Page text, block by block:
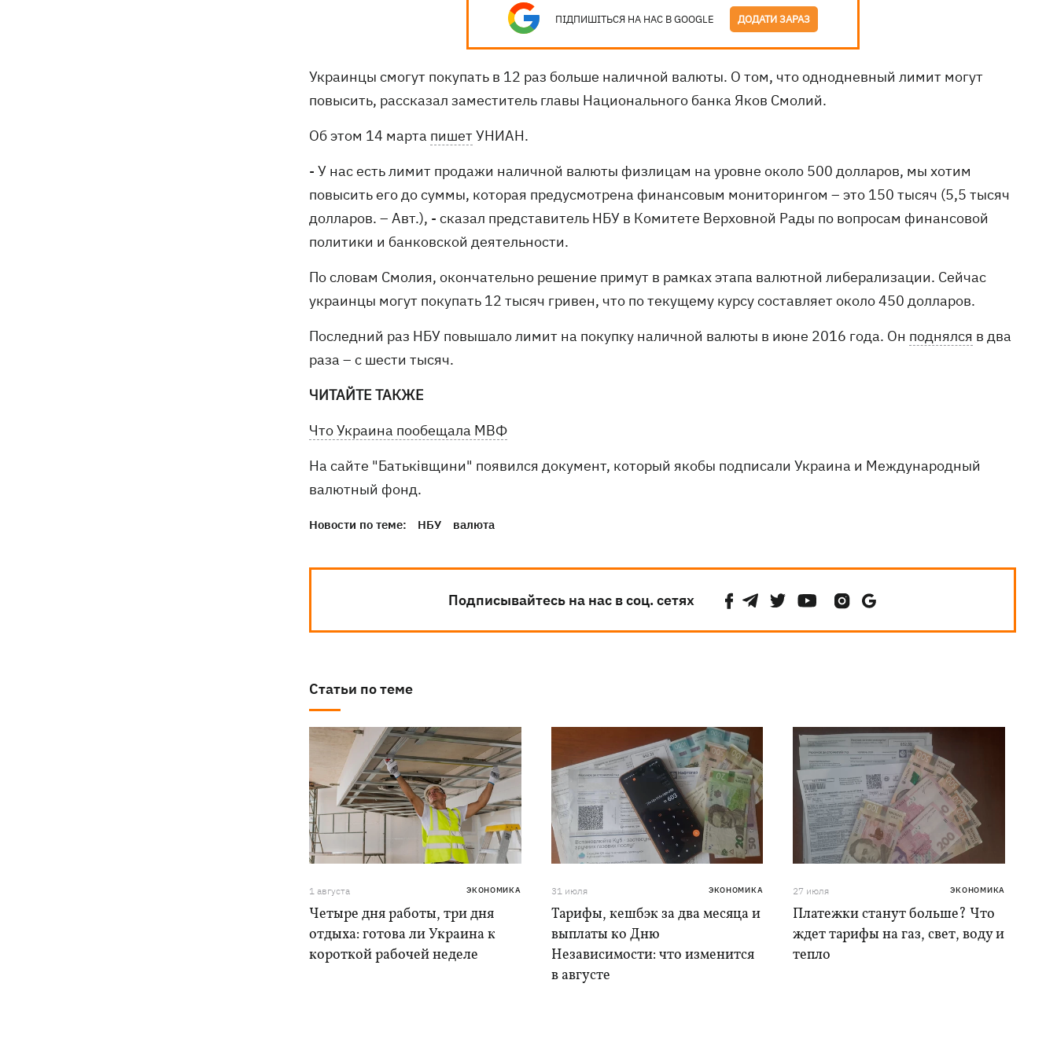
ПІДПИШІТЬСЯ НА НАС В GOOGLE ДОДАТИ ЗАРАЗ
Украинцы смогут покупать в 12 раз больше наличной валюты. О том, что однодневный лимит могут
повысить, рассказал заместитель главы Национального банка Яков Смолий.
Об этом 14 марта пишетУНИАН.
- У нас есть лимит продажи наличной валюты физлицам на уровне около 500 долларов, мы хотим
повысить его до суммы, которая предусмотрена финансовым мониторингом – это 150 тысяч (5,5 тысяч
долларов. – Авт.), - сказал представитель НБУ в Комитете Верховной Рады по вопросам финансовой
политики и банковской деятельности.
По словам Смолия, окончательно решение примут в рамках этапа валютной либерализации. Сейчас
украинцы могут покупать 12 тысяч гривен, что по текущему курсу составляет около 450 долларов.
Последний раз НБУ повышало лимит на покупку наличной валюты в июне 2016 года. Он поднялся в два
раза – с шести тысяч.
ЧИТАЙТЕ ТАКЖЕ
Что Украина пообещала МВФ
На сайте "Батьківщини" появился документ, который якобы подписали Украина и Международный
валютный фонд.
Новости по теме: НБУ валюта
Подписывайтесь на нас в соц. сетях
Статьи по теме
1 августа ЭКОНОМИКА
Четыре дня работы, три дня
отдыха: готова ли Украина к
короткой рабочей неделе
31 июля ЭКОНОМИКА
Тарифы, кешбэк за два месяца и
выплаты ко Дню
Независимости: что изменится
в августе
27 июля ЭКОНОМИКА
Платежки станут больше? Что
ждет тарифы на газ, свет, воду и
тепло